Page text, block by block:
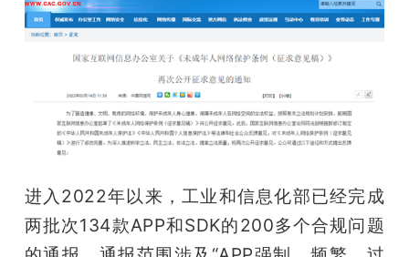
进入2022年以来，工业和信息化部已经完成
两批次134款APP和SDK的200多个合规问题